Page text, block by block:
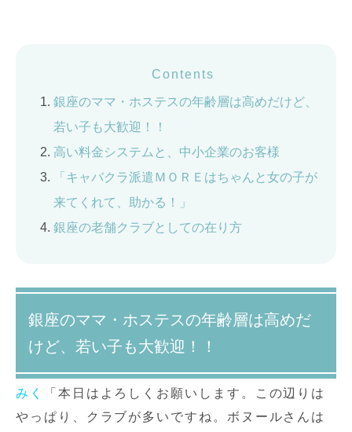
Contents
銀座のママ・ホステスの年齢層は高めだけど、
若い子も大歓迎！！
高い料金システムと、中小企業のお客様
「キャバクラ派遣ＭＯＲＥはちゃんと女の子が
来てくれて、助かる！」
銀座の老舗クラブとしての在り方
銀座のママ・ホステスの年齢層は高めだ
けど、若い子も大歓迎！！
みく
「本日はよろしくお願いします。この辺りは
やっぱり、クラブが多いですね。ボヌールさんは